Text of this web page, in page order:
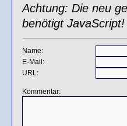
Achtung: Die neu
benötigt JavaScript!
Name:
E-Mail:
URL:
Kommentar: